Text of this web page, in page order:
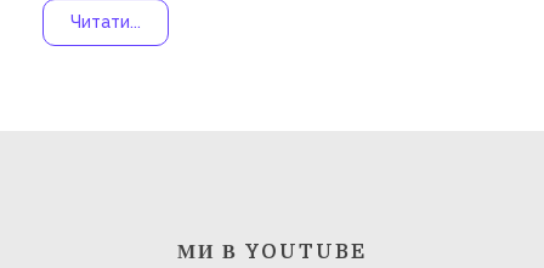
Читати...
МИ В YOUTUBE